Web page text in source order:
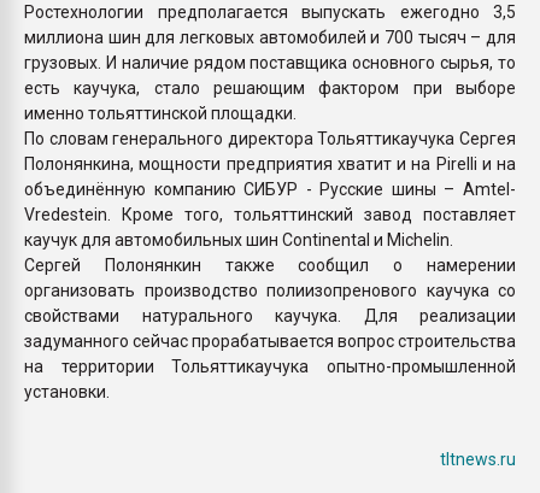
Ростехнологии предполагается выпускать ежегодно 3,5
миллиона шин для легковых автомобилей и 700 тысяч – для
грузовых. И наличие рядом поставщика основного сырья, то
есть каучука, стало решающим фактором при выборе
именно тольяттинской площадки.
По словам генерального директора Тольяттикаучука Сергея
Полонянкина, мощности предприятия хватит и на Pirelli и на
объединённую компанию СИБУР - Русские шины – Amtel-
Vredestein. Кроме того, тольяттинский завод поставляет
каучук для автомобильных шин Continental и Michelin.
Сергей Полонянкин также сообщил о намерении
организовать производство полиизопренового каучука со
свойствами натурального каучука. Для реализации
задуманного сейчас прорабатывается вопрос строительства
на территории Тольяттикаучука опытно-промышленной
установки.
tltnews.ru